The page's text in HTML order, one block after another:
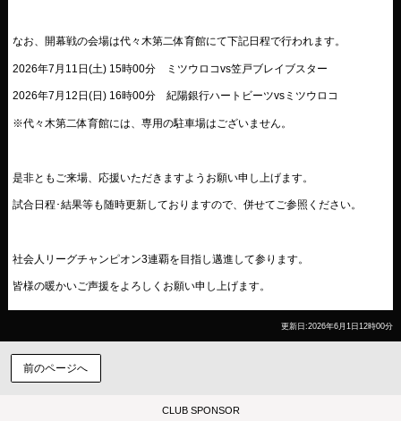
なお、開幕戦の会場は代々木第二体育館にて下記日程で行われます。
2026年7月11日(土) 15時00分 ミツウロコvs笠戸ブレイブスター
2026年7月12日(日) 16時00分 紀陽銀行ハートビーツvsミツウロコ
※代々木第二体育館には、専用の駐車場はございません。
是非ともご来場、応援いただきますようお願い申し上げます。
試合日程･結果等も随時更新しておりますので、併せてご参照ください。
社会人リーグチャンピオン3連覇を目指し邁進して参ります。
皆様の暖かいご声援をよろしくお願い申し上げます。
更新日:2026年6月1日12時00分
前のページへ
CLUB SPONSOR